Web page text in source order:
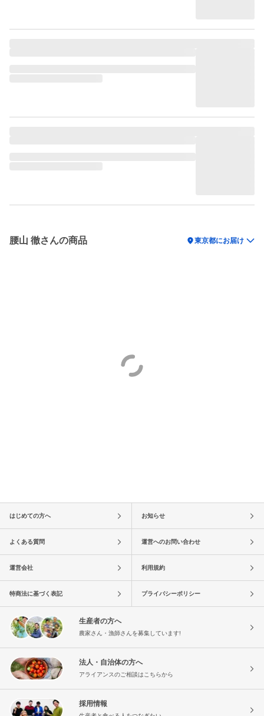
腰山 徹さんの商品 location_on東京都にお届け
はじめての方へ お知らせ
よくある質問 運営へのお問い合わせ
運営会社 利用規約
特商法に基づく表記 プライバシーポリシー
生産者の方へ
農家さん・漁師さんを募集しています!
法人・自治体の方へ
アライアンスのご相談はこちらから
採用情報